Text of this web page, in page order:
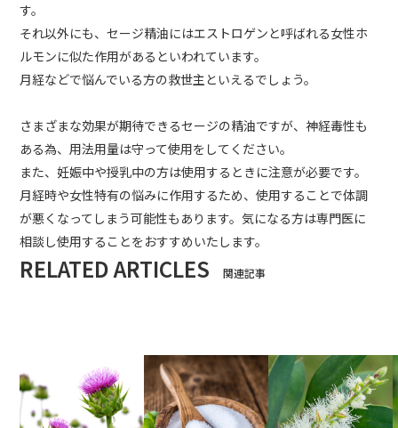
す。
それ以外にも、セージ精油にはエストロゲンと呼ばれる女性ホ
ルモンに似た作用があるといわれています。
月経などで悩んでいる方の救世主といえるでしょう。
さまざまな効果が期待できるセージの精油ですが、神経毒性も
ある為、用法用量は守って使用をしてください。
また、妊娠中や授乳中の方は使用するときに注意が必要です。
月経時や女性特有の悩みに作用するため、使用することで体調
が悪くなってしまう可能性もあります。気になる方は専門医に
相談し使用することをおすすめいたします。
RELATED ARTICLES 関連記事